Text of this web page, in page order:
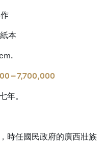
本
– 7,700,000
年。
時任國民政府的廣西壯族